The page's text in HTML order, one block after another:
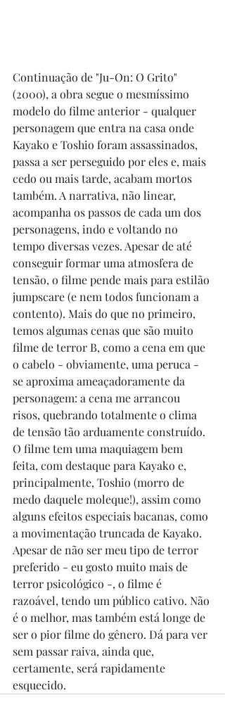
Continuação de "Ju-On: O Grito"
(2000), a obra segue o mesmíssimo
modelo do filme anterior - qualquer
personagem que entra na casa onde
Kayako e Toshio foram assassinados,
passa a ser perseguido por eles e, mais
cedo ou mais tarde, acabam mortos
também. A narrativa, não linear,
acompanha os passos de cada um dos
personagens, indo e voltando no
tempo diversas vezes. Apesar de até
conseguir formar uma atmosfera de
tensão, o filme pende mais para estilão
jumpscare (e nem todos funcionam a
contento). Mais do que no primeiro,
temos algumas cenas que são muito
filme de terror B, como a cena em que
o cabelo - obviamente, uma peruca -
se aproxima ameaçadoramente da
personagem: a cena me arrancou
risos, quebrando totalmente o clima
de tensão tão arduamente construído.
O filme tem uma maquiagem bem
feita, com destaque para Kayako e,
principalmente, Toshio (morro de
medo daquele moleque!), assim como
alguns efeitos especiais bacanas, como
a movimentação truncada de Kayako.
Apesar de não ser meu tipo de terror
preferido - eu gosto muito mais de
terror psicológico -, o filme é
razoável, tendo um público cativo. Não
é o melhor, mas também está longe de
ser o pior filme do gênero. Dá para ver
sem passar raiva, ainda que,
certamente, será rapidamente
esquecido.